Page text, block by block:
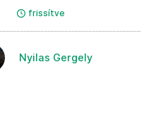
frissítve
Nyilas Gergely